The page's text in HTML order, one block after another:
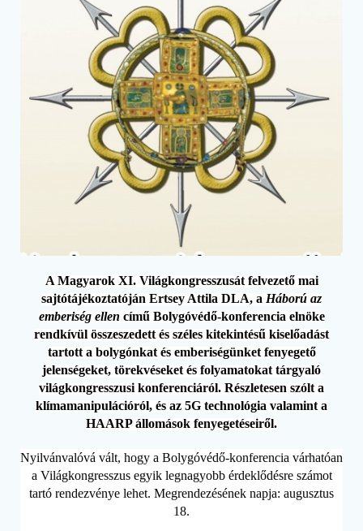
A Magyarok XI. Világkongresszusát felvezető mai
sajtótájékoztatóján Ertsey Attila DLA, a Háború az
emberiség ellen című Bolygóvédő-konferencia elnöke
rendkívül összeszedett és széles kitekintésű kiselőadást
tartott a bolygónkat és emberiségünket fenyegető
jelenségeket, törekvéseket és folyamatokat tárgyaló
világkongresszusi konferenciáról. Részletesen szólt a
klímamanipulációról, és az 5G technológia valamint a
HAARP állomások fenyegetéseiről.
Nyilvánvalóvá vált, hogy a Bolygóvédő-konferencia várhatóan
a Világkongresszus egyik legnagyobb érdeklődésre számot
tartó rendezvénye lehet. Megrendezésének napja: augusztus
18.